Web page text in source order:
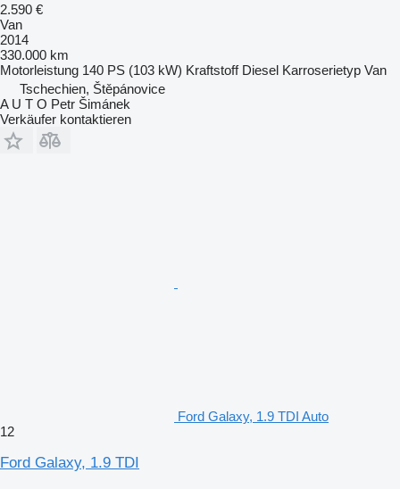
2.590 €
Van
2014
330.000 km
Motorleistung 140 PS (103 kW) Kraftstoff Diesel Karroserietyp Van
Tschechien, Štěpánovice
A U T O Petr Šimánek
Verkäufer kontaktieren
Ford Galaxy, 1.9 TDI Auto
12
Ford Galaxy, 1.9 TDI